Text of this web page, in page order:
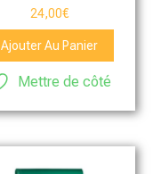
24,00€
Ajouter Au Panier
Mettre de côté